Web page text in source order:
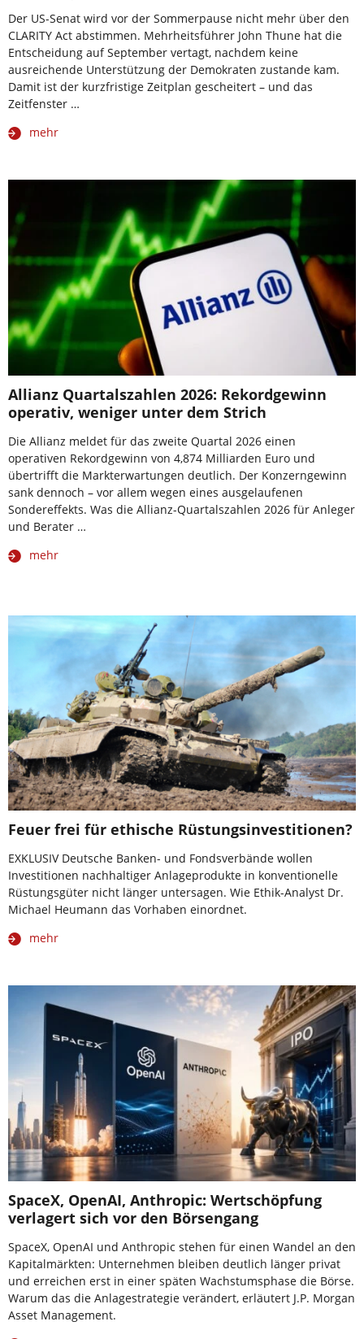
Der US-Senat wird vor der Sommerpause nicht mehr über den
CLARITY Act abstimmen. Mehrheitsführer John Thune hat die
Entscheidung auf September vertagt, nachdem keine
ausreichende Unterstützung der Demokraten zustande kam.
Damit ist der kurzfristige Zeitplan gescheitert – und das
Zeitfenster …
mehr
Allianz Quartalszahlen 2026: Rekordgewinn
operativ, weniger unter dem Strich
Die Allianz meldet für das zweite Quartal 2026 einen
operativen Rekordgewinn von 4,874 Milliarden Euro und
übertrifft die Markterwartungen deutlich. Der Konzerngewinn
sank dennoch – vor allem wegen eines ausgelaufenen
Sondereffekts. Was die Allianz-Quartalszahlen 2026 für Anleger
und Berater …
mehr
Feuer frei für ethische Rüstungsinvestitionen?
EXKLUSIV Deutsche Banken- und Fondsverbände wollen
Investitionen nachhaltiger Anlageprodukte in konventionelle
Rüstungsgüter nicht länger untersagen. Wie Ethik-Analyst Dr.
Michael Heumann das Vorhaben einordnet.
mehr
SpaceX, OpenAI, Anthropic: Wertschöpfung
verlagert sich vor den Börsengang
SpaceX, OpenAI und Anthropic stehen für einen Wandel an den
Kapitalmärkten: Unternehmen bleiben deutlich länger privat
und erreichen erst in einer späten Wachstumsphase die Börse.
Warum das die Anlagestrategie verändert, erläutert J.P. Morgan
Asset Management.